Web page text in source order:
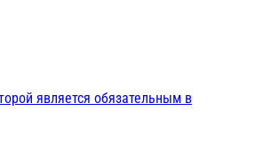
является обязательным в